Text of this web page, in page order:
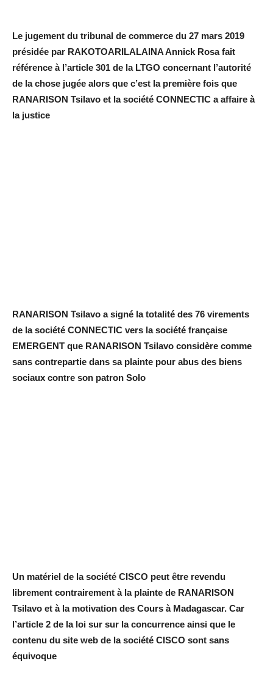
Le jugement du tribunal de commerce du 27 mars 2019
présidée par RAKOTOARILALAINA Annick Rosa fait
référence à l’article 301 de la LTGO concernant l’autorité
de la chose jugée alors que c’est la première fois que
RANARISON Tsilavo et la société CONNECTIC a affaire à
la justice
RANARISON Tsilavo a signé la totalité des 76 virements
de la société CONNECTIC vers la société française
EMERGENT que RANARISON Tsilavo considère comme
sans contrepartie dans sa plainte pour abus des biens
sociaux contre son patron Solo
Un matériel de la société CISCO peut être revendu
librement contrairement à la plainte de RANARISON
Tsilavo et à la motivation des Cours à Madagascar. Car
l’article 2 de la loi sur sur la concurrence ainsi que le
contenu du site web de la société CISCO sont sans
équivoque